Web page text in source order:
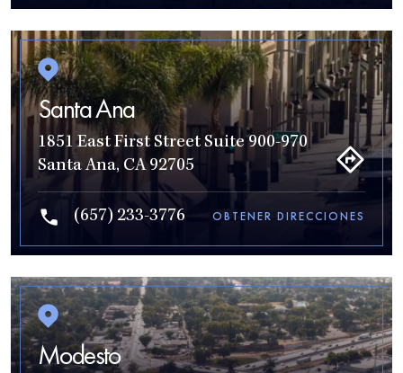
Santa Ana
1851 East First Street Suite 900-970
Santa Ana, CA 92705
(657) 233-3776 OBTENER DIRECCIONES
Modesto